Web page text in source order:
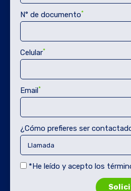
N° de documento*
Celular*
Email*
¿Cómo prefieres ser
*He leído y acepto los